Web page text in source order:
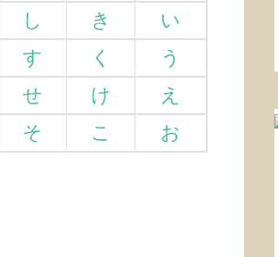
し き
い
す く
う
せ け
え
そ こ お